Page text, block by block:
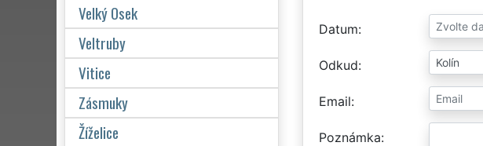
Datum
Odkud
Email
Poznámka
Velký Osek
Veltruby
Vitice
Zásmuky
Žíželice